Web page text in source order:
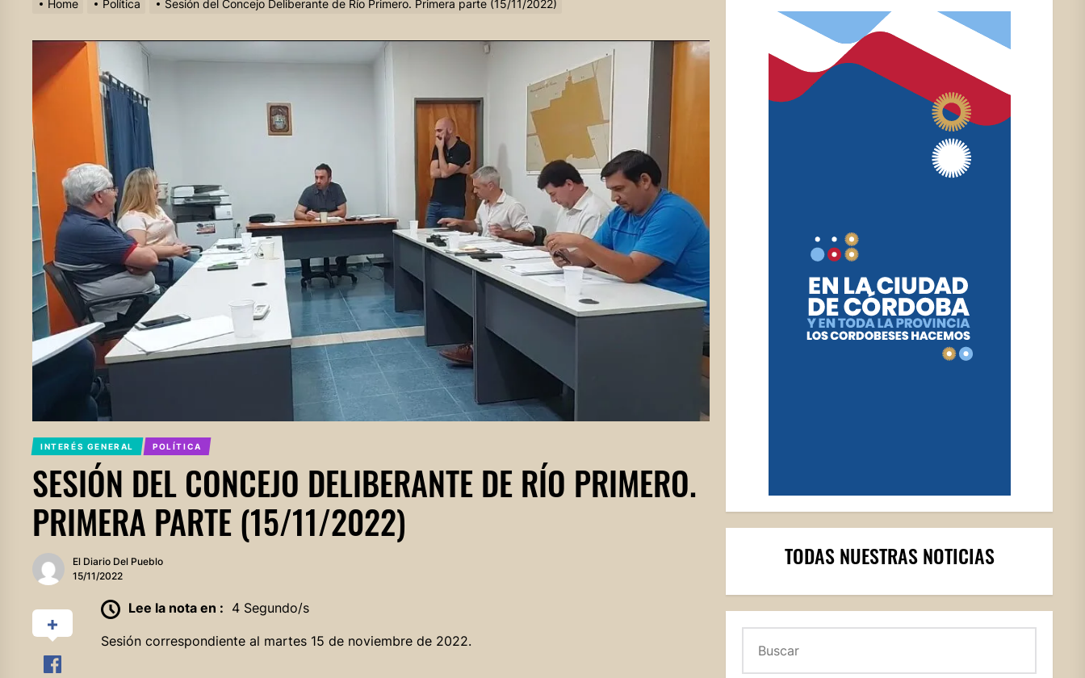
Home Política Sesión del Concejo Deliberante de Río Primero. Primera parte (15/11/2022)
INTERÉS GENERAL POLÍTICA
SESIÓN DEL CONCEJO DELIBERANTE DE RÍO PRIMERO.
PRIMERA PARTE (15/11/2022)
El Diario Del Pueblo
15/11/2022
Lee la nota en : 4 Segundo/s
Sesión correspondiente al martes 15 de noviembre de 2022.
TODAS NUESTRAS NOTICIAS